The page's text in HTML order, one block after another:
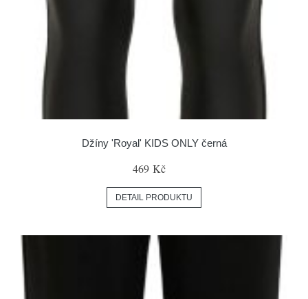
Džíny 'Royal' KIDS ONLY černá
469 Kč
DETAIL PRODUKTU